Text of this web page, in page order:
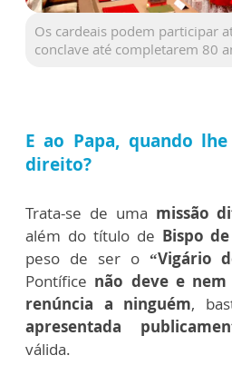
Os cardeais podem participar
conclave até completarem 80
E ao Papa, quando
direito?
Trata-se de uma missão
além do título de Bispo
peso de ser o “Vigário
Pontífice não deve e
renúncia a ninguém,
apresentada
válida.